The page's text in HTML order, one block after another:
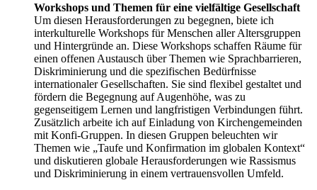
Workshops und Themen für eine vielfältige Gesellschaft
Um diesen Herausforderungen zu begegnen, biete ich
interkulturelle Workshops für Menschen aller Altersgruppen
und Hintergründe an. Diese Workshops schaffen Räume für
einen offenen Austausch über Themen wie Sprachbarrieren,
Diskriminierung und die spezifischen Bedürfnisse
internationaler Gesellschaften. Sie sind flexibel gestaltet und
fördern die Begegnung auf Augenhöhe, was zu
gegenseitigem Lernen und langfristigen Verbindungen führt.
Zusätzlich arbeite ich auf Einladung von Kirchengemeinden
mit Konfi-Gruppen. In diesen Gruppen beleuchten wir
Themen wie „Taufe und Konfirmation im globalen Kontext“
und diskutieren globale Herausforderungen wie Rassismus
und Diskriminierung in einem vertrauensvollen Umfeld.